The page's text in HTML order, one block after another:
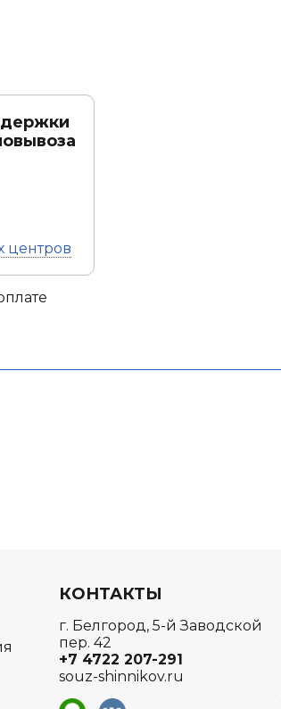
центров
КОНТАКТЫ
г. Белгород, 5-й Заводской
пер. 42
+7 4722 207-291
souz-shinnikov.ru